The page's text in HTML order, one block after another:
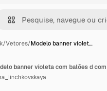
/Vetores/Modelo banner violet…
banner violeta com balões d